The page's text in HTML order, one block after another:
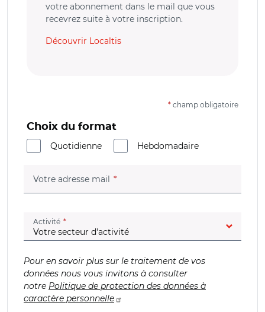
votre abonnement dans le mail que vous
recevrez suite à votre inscription.
Découvrir Localtis
* champ obligatoire
Choix du format
Quotidienne
Hebdomadaire
Votre adresse mail (champ obligatoire)
Activité (champ obligatoire)
Pour en savoir plus sur le traitement de vos
données nous vous invitons à consulter
notre Politique de protection des données à
caractère personnelle